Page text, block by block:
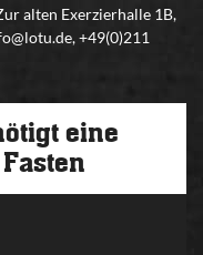
alten Exerzierhalle 1B,
+49(0)211
eine